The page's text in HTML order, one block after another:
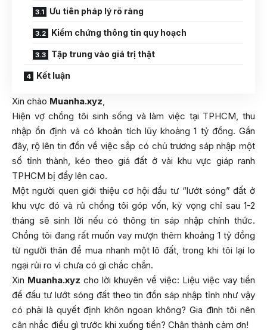
Ưu tiên pháp lý rõ ràng
Kiểm chứng thông tin quy hoạch
Tập trung vào giá trị thật
Kết luận
Xin chào Muanha.xyz,
Hiện vợ chồng tôi sinh sống và làm việc tại TPHCM, thu
nhập ổn định và có khoản tích lũy khoảng 1 tỷ đồng. Gần
đây, rộ lên tin đồn về việc sắp có chủ trương sáp nhập một
số tỉnh thành, kéo theo giá đất ở vài khu vực giáp ranh
TPHCM bị đẩy lên cao.
Một người quen giới thiệu cơ hội đầu tư “lướt sóng” đất ở
khu vực đó và rủ chồng tôi góp vốn, kỳ vọng chỉ sau 1-2
tháng sẽ sinh lời nếu có thông tin sáp nhập chính thức.
Chồng tôi đang rất muốn vay mượn thêm khoảng 1 tỷ đồng
từ người thân để mua nhanh một lô đất, trong khi tôi lại lo
ngại rủi ro vì chưa có gì chắc chắn.
Xin Muanha.xyz cho lời khuyên về việc: Liệu việc vay tiền
để đầu tư lướt sóng đất theo tin đồn sáp nhập tỉnh như vậy
có phải là quyết định khôn ngoan không? Gia đình tôi nên
cân nhắc điều gì trước khi xuống tiền? Chân thành cảm ơn!